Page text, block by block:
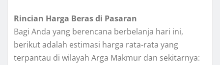
Rincian Harga Beras di Pasaran
Bagi Anda yang berencana berbelanja hari ini,
berikut adalah estimasi harga rata-rata yang
terpantau di wilayah Arga Makmur dan sekitarnya: